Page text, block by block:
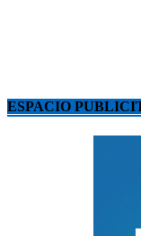
ESPACIO